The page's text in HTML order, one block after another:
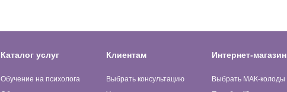
Каталог услуг
Обучение на психолога
Клиентам
Выбрать консультацию
Интернет-магазин
Выбрать МАК-колоды